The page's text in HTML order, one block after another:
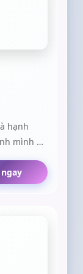
hạnh
mình ảo